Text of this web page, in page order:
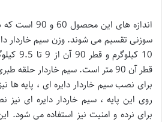
اندازه های
قطر آن 90 متر است. سیم خاردار حلقه طبری را حلقه تیغ نیز می نامند.
برای نصب سیم خاردار دایره ای ، پایه ها
روی این پایه ، سیم خاردار دایره ای
برای نرده و امنیت نیز استفاده می شود.